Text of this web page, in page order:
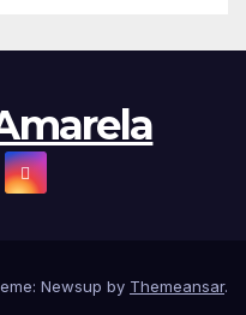
Newsup by Themeansar.